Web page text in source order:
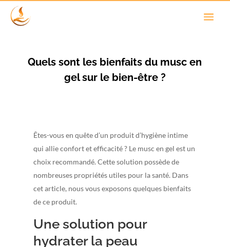
Quels sont les bienfaits du musc en
gel sur le bien-être ?
Êtes-vous en quête d’un produit d’hygiène intime
qui allie confort et efficacité ? Le musc en gel est un
choix recommandé. Cette solution possède de
nombreuses propriétés utiles pour la santé. Dans
cet article, nous vous exposons quelques bienfaits
de ce produit.
Une solution pour
hydrater la peau